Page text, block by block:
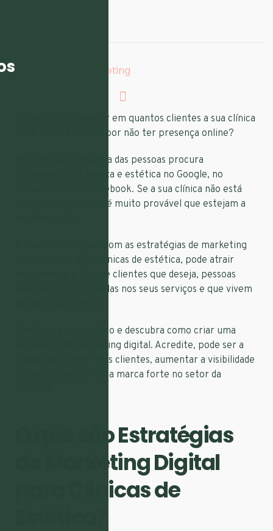
Estratégias De Marketing
Já parou para pensar em quantos clientes a sua clínica
pode estar a perder por não ter presença online?
Hoje em dia, a maioria das pessoas procura
tratamentos de beleza e estética no Google, no
Instagram ou no Facebook. Se a sua clínica não está
nesses canais, então é muito provável que estejam a
A boa notícia é que, com as estratégias de marketing
digital certas para clínicas de estética, pode atrair
exatamente o tipo de clientes que deseja, pessoas
realmente interessadas nos seus serviços e que vivem
Continue a ler o artigo e descubra como criar uma
estratégia de marketing digital. Acredite, pode ser a
chave para atrair mais clientes, aumentar a visibilidade
online e construir uma marca forte no setor da
O que são Estratégias
de Marketing Digital
para Clínicas de